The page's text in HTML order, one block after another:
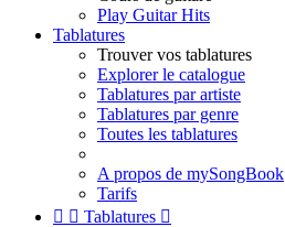
Play Guitar Hits
Tablatures
Trouver vos tablatures
Explorer le catalogue
Tablatures par artiste
Tablatures par genre
Toutes les tablatures
A propos de mySongBook
Tarifs
  Tablatures 